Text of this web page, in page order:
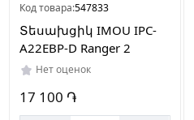
Код товара:547833
Տեսախցիկ IMOU IPC-
A22EBP-D Ranger 2
Нет оценок
17 100 ֏